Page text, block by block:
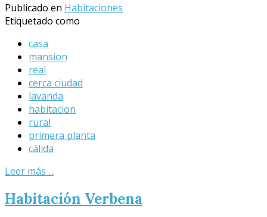
Publicado en Habitaciones
Etiquetado como
casa
mansion
real
cerca ciudad
lavanda
habitacion
rural
primera planta
cálida
Leer más ...
Habitación Verbena